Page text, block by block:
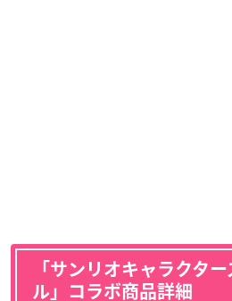
「サンリオキャラクタ
ル」コラボ商品詳細